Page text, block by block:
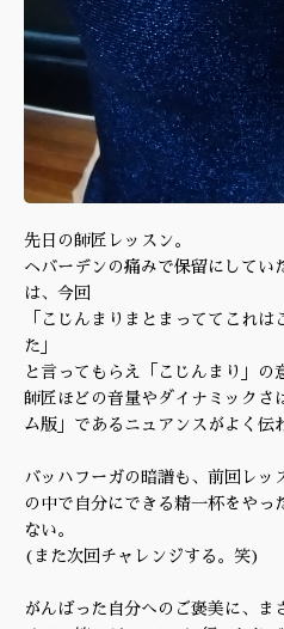
先日の師匠レッスン。
ヘバーデンの痛みで保留にしてい
は、今回
「こじんまりまとまっててこれ
た」
と言ってもらえ「こじんまり」の
師匠ほどの音量やダイナミックさ
ム版」であるニュアンスがよく伝
バッハフーガの暗譜も、前回レッ
の中で自分にできる精一杯をやっ
ない。
(また次回チャレンジする。笑)
がんばった自分へのご褒美に、